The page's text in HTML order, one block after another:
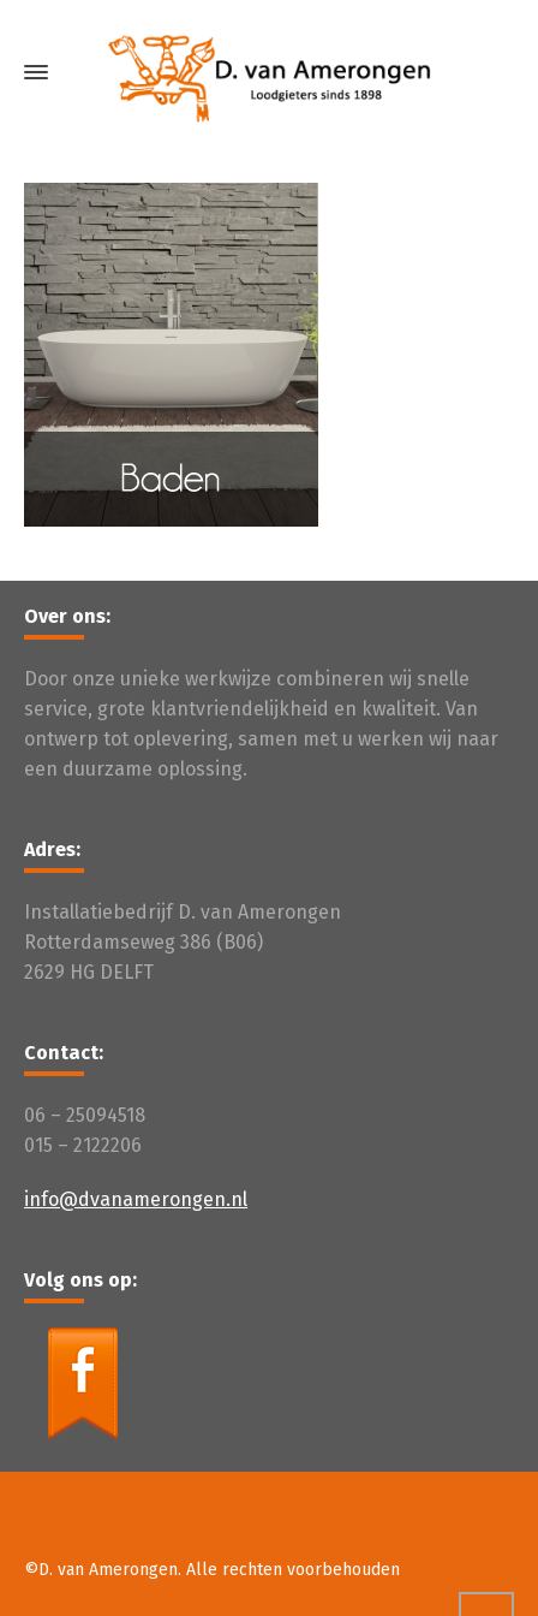
Over ons:
Door onze unieke werkwijze combineren wij snelle
service, grote klantvriendelijkheid en kwaliteit. Van
ontwerp tot oplevering, samen met u werken wij naar
een duurzame oplossing.
Adres:
Installatiebedrijf D. van Amerongen
Rotterdamseweg 386 (B06)
2629 HG DELFT
Contact:
06 – 25094518
015 – 2122206
info@dvanamerongen.nl
Volg ons op:
©D. van Amerongen. Alle rechten voorbehouden